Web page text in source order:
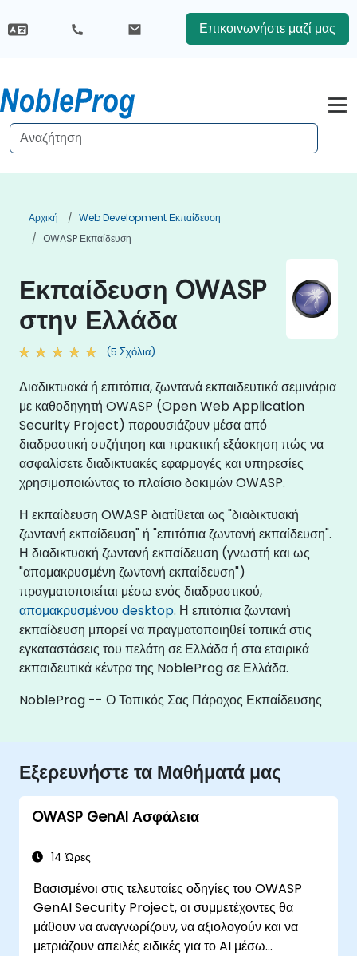
Επικοινωνήστε μαζί μας
Αρχική
Web Development Εκπαίδευση
OWASP Εκπαίδευση
Εκπαίδευση OWASP
στην Ελλάδα
(5 Σχόλια)
Διαδικτυακά ή επιτόπια, ζωντανά εκπαιδευτικά σεμινάρια
με καθοδηγητή OWASP (Open Web Application
Security Project) παρουσιάζουν μέσα από
διαδραστική συζήτηση και πρακτική εξάσκηση πώς να
ασφαλίσετε διαδικτυακές εφαρμογές και υπηρεσίες
χρησιμοποιώντας το πλαίσιο δοκιμών OWASP.
Η εκπαίδευση OWASP διατίθεται ως "διαδικτυακή
ζωντανή εκπαίδευση" ή "επιτόπια ζωντανή εκπαίδευση".
Η διαδικτυακή ζωντανή εκπαίδευση (γνωστή και ως
"απομακρυσμένη ζωντανή εκπαίδευση")
πραγματοποιείται μέσω ενός διαδραστικού,
απομακρυσμένου desktop. Η επιτόπια ζωντανή
εκπαίδευση μπορεί να πραγματοποιηθεί τοπικά στις
εγκαταστάσεις του πελάτη σε Ελλάδα ή στα εταιρικά
εκπαιδευτικά κέντρα της NobleProg σε Ελλάδα.
NobleProg -- Ο Τοπικός Σας Πάροχος Εκπαίδευσης
Εξερευνήστε τα Μαθήματά μας
OWASP GenAI Ασφάλεια
14 Ώρες
Βασισμένοι στις τελευταίες οδηγίες του OWASP
GenAI Security Project, οι συμμετέχοντες θα
μάθουν να αναγνωρίζουν, να αξιολογούν και να
μετριάζουν απειλές ειδικές για το AI μέσω